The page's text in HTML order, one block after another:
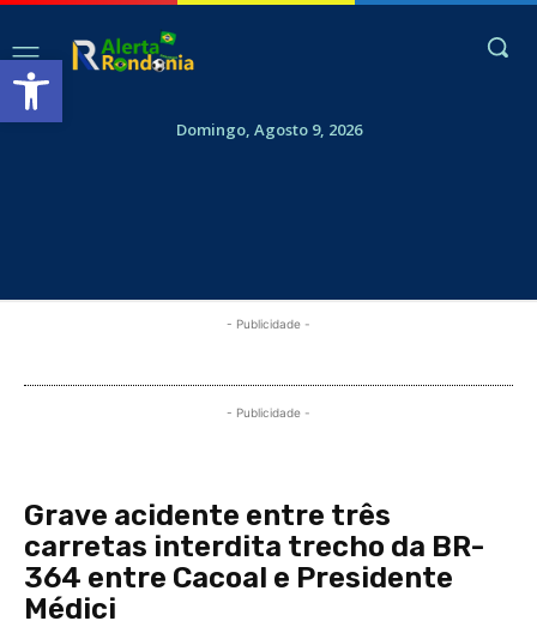
Abrir a barra de ferramentas
Domingo, Agosto 9, 2026
- Publicidade -
- Publicidade -
Grave acidente entre três
carretas interdita trecho da BR-
364 entre Cacoal e Presidente
Médici